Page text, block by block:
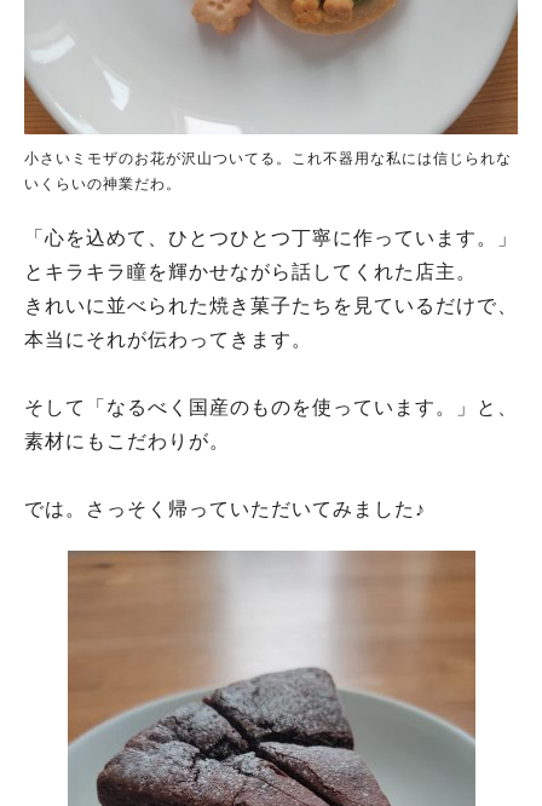
小さいミモザのお花が沢山ついてる。これ不器用な私には信じられな
いくらいの神業だわ。
「心を込めて、ひとつひとつ丁寧に作っています。」
とキラキラ瞳を輝かせながら話してくれた店主。
きれいに並べられた焼き菓子たちを見ているだけで、
本当にそれが伝わってきます。
そして「なるべく国産のものを使っています。」と、
素材にもこだわりが。
では。さっそく帰っていただいてみました♪